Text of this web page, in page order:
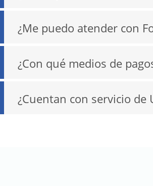
¿Me puedo atender con
¿Con qué medios de
¿Cuentan con servicio